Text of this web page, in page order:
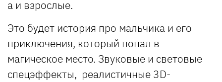
а и взрослые.
Это будет история про мальчика и его
приключения, который попал в
магическое место. Звуковые и световые
спецэффекты, реалистичные 3D-